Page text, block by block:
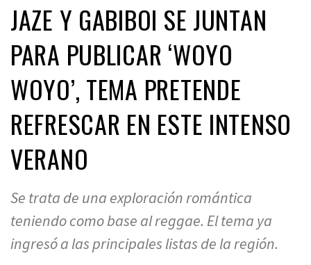
JAZE Y GABIBOI SE JUNTAN
PARA PUBLICAR ‘WOYO
WOYO’, TEMA PRETENDE
REFRESCAR EN ESTE INTENSO
VERANO
Se trata de una exploración romántica
teniendo como base al reggae. El tema ya
ingresó a las principales listas de la región.